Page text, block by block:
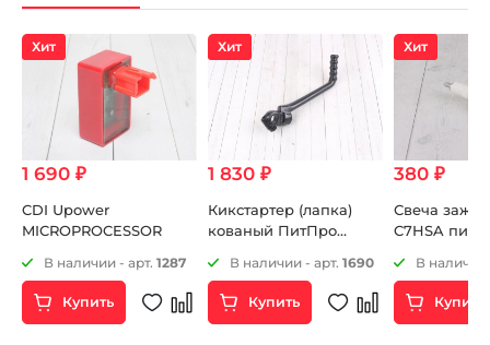
Хит
1 690 ₽
CDI Upower
MICROPROCESSOR
В наличии - арт. 1287
Купить
Хит
1 830 ₽
Кикстартер (лапка)
кованый ПитПро
В наличии - арт. 1690
Купить
Хит
380 ₽
Свеча
C7HSA
В наличии
Купить